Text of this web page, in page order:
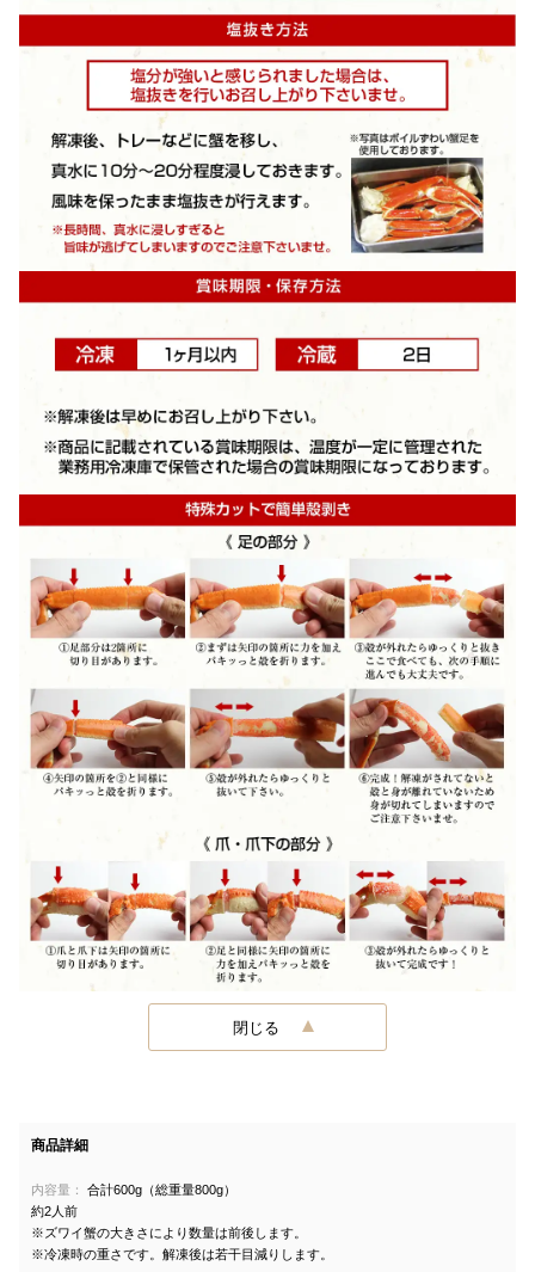
閉じる
商品詳細
内容量：
合計600g（総重量800g）
約2人前
※ズワイ蟹の大きさにより数量は前後します。
※冷凍時の重さです。解凍後は若干目減りします。